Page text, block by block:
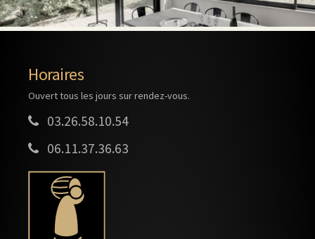
Horaires
Ouvert tous les jours sur rendez-vous.
03.26.58.10.54
06.11.37.36.63